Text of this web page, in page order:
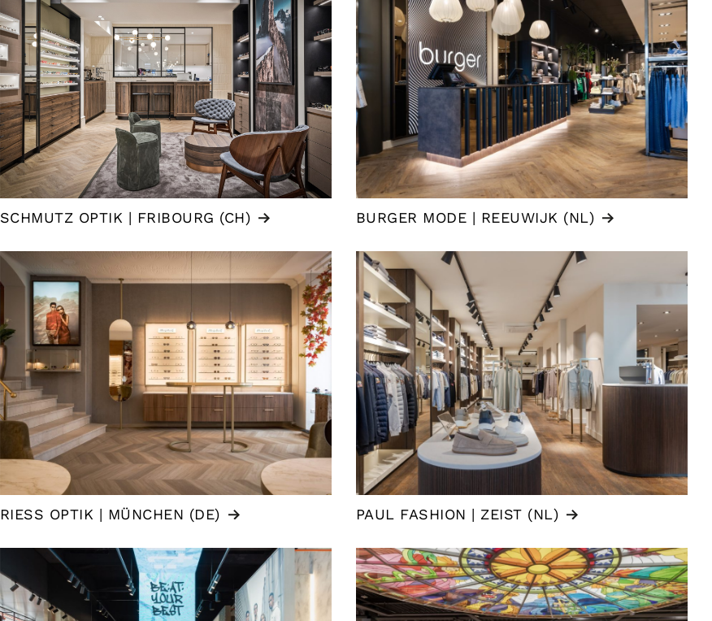
SCHMUTZ OPTIK | FRIBOURG (CH) BURGER MODE | REEUWIJK (NL)
RIESS OPTIK | MÜNCHEN (DE) PAUL FASHION | ZEIST (NL)